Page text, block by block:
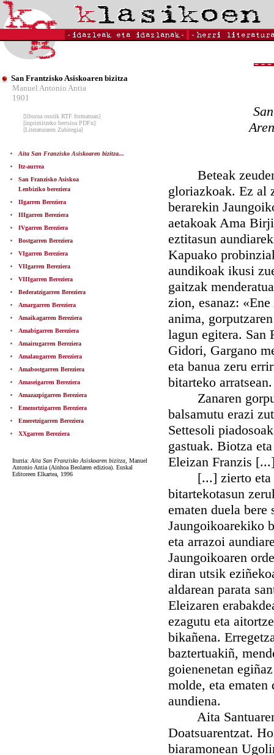
San Frantzisko Asiskoaren bizitza
Manuel Antonio Antia
1901
[liburua osorik RTF formatuan]
[inprimitzeko bertsioa PDFn]
[Literaturaren Zubitegia]
Aita San Franzisko Asiskoaren bizitza...
Itz-aurrea
San Franzisko Asiskoa
Lenbiziko bereziera
IIgarren Bereziera
IIIgarren Bereziera
IVgarren Bereziera
Bostgarren Bereziera
VIgarren Bereziera
VIIgarren Bereziera
VIIIgarren Bereziera
Bederatzigarren Bereziera
Amargarren Bereziera
Amaikagarren Bereziera
Amabigarren Bereziera
Amairugarren Bereziera
Amalaugarren Bereziera
Amabostgarren Bereziera
Amaseigarren Bereziera
Amazazpigarren Bereziera
Emezortzigarren Bereziera
Emeretzigarren Bereziera
XXgarren Bereziera
Iturria: Aita San Franzisko Asiskoaren bizitza , Manuel
Antonio Antia (Ainhoa Beolaren edizioa). Euskal
Editoreen Elkartea, 1996
Beteak zeuden
gloriazkoak. Ez al
berarekin
aetakoak Ama
eztitasun
Kapuako
aundikoak ikusi
gaitzak
zion, esanaz:
anima,
lagun egitera. San
Gidori, Gargano
eta banua zeru
bitarteko arratsean.
Zanaren
balsamutu erazi
Settesoli
gastuak. Biotza
Eleizan Franzis
[...] zierto eta
bitartekotasun
ematen duela bere
Jaungoikoarekiko
eta arrazoi
Jaungoikoaren
diran utsik
aldarean parata
Eleizaren
ezagutu eta
bikañena.
baztertuakiñ,
goienenetan
molde, eta ematen
aundiena.
Aita Santuaren
Doatsuarentzat.
biaramonean